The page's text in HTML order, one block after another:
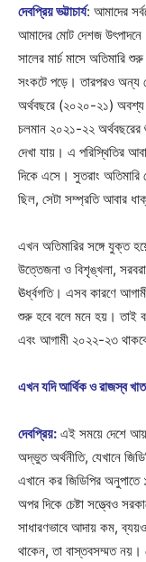
দেবপ্রিয় ভট্টাচার্য: আমাদের
আমাদের মোট দেশজ
সালের মার্চ মাসে অতিমারি
সংকটে পড়ে। তারপরও অন্য
অর্থবছরে (২০২০-২১) অবশ্য
চলমান ২০২১-২২
দেখা যায়। এ পরিস্থিতির
দিকে এসে। সুতরাং অতিমারি
ছিল, সেটা সম্প্রতি আবার
এখন অতিমারির সঙ্গে যুক্ত
উত্তেজনা ও বিশৃঙ্খলা,
ঊর্ধ্বগতি। এসব কারণে
শুরু হবে বলে মনে হয়। তাই
এবং আগামী ২০২২-২৩
এখন যদি আর্থিক ও রাজস্ব
দেবপ্রিয়: এই সময়ে দেশে
অদ্ভুত অর্থনীতি, যেখানে
এখানে কর জিডিপির
অপর দিকে চেষ্টা সত্ত্বেও
সাধারণভাবে আদায় কম,
থাকেন, তা বাস্তবসম্মত নয়।